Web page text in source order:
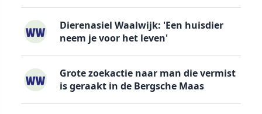
Dierenasiel Waalwijk: 'Een huisdier
neem je voor het leven'
Grote zoekactie naar man die vermist
is geraakt in de Bergsche Maas